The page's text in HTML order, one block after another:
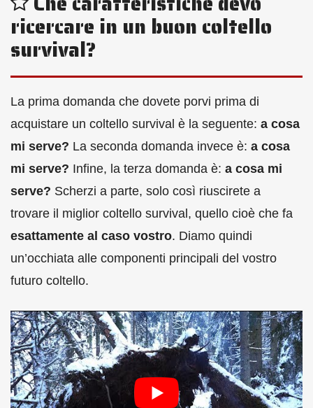
ricercare in un buon coltello
survival?
La prima domanda che dovete porvi prima di
acquistare un coltello survival è la seguente: a cosa
mi serve? La seconda domanda invece è: a cosa
mi serve? Infine, la terza domanda è: a cosa mi
serve? Scherzi a parte, solo così riuscirete a
trovare il miglior coltello survival, quello cioè che fa
esattamente al caso vostro. Diamo quindi
un’occhiata alle componenti principali del vostro
futuro coltello.